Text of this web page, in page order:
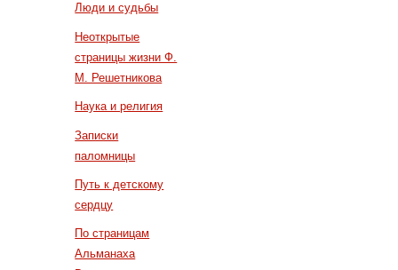
Люди и судьбы
Неоткрытые
страницы жизни Ф.
М. Решетникова
Наука и религия
Записки
паломницы
Путь к детскому
сердцу
По страницам
Альманаха